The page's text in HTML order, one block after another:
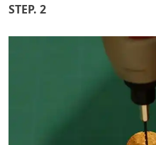
STEP. 2